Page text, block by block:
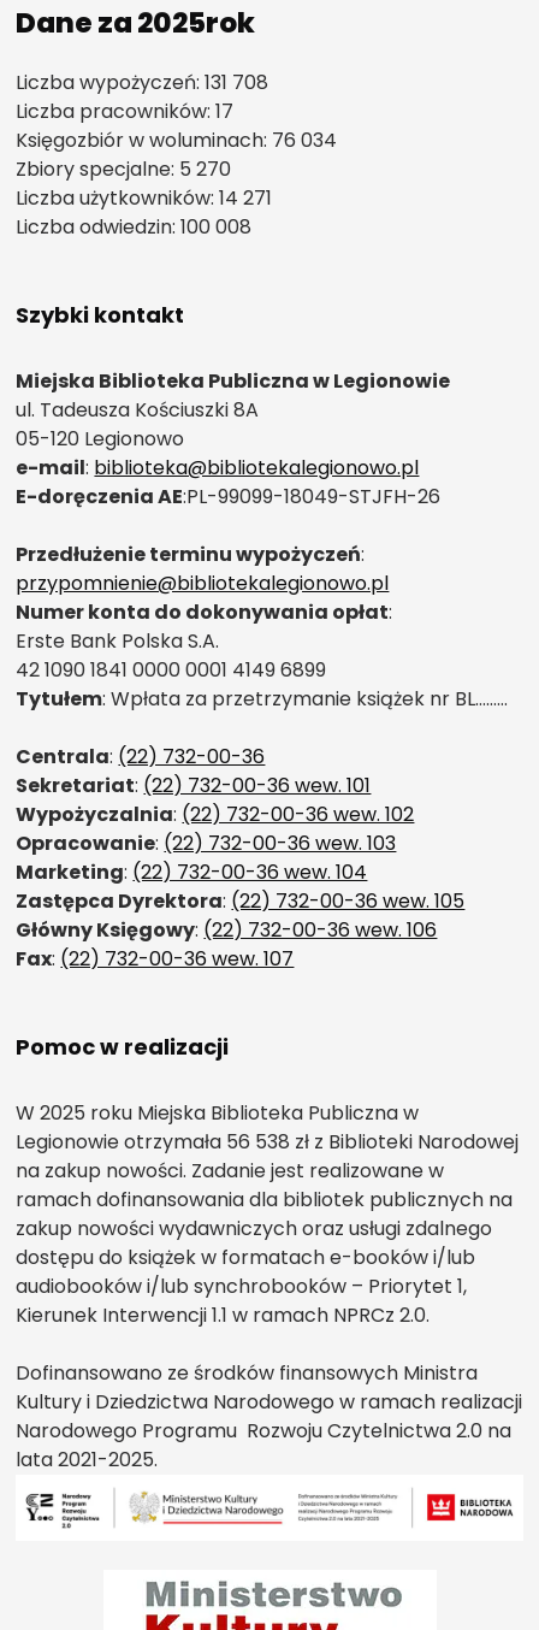
Dane za 2025rok
Liczba wypożyczeń: 131 708
Liczba pracowników: 17
Księgozbiór w woluminach: 76 034
Zbiory specjalne: 5 270
Liczba użytkowników: 14 271
Liczba odwiedzin: 100 008
Szybki kontakt
Miejska Biblioteka Publiczna w Legionowie
ul. Tadeusza Kościuszki 8A
05-120 Legionowo
e-mail: biblioteka@bibliotekalegionowo.pl
E-doręczenia AE:PL-99099-18049-STJFH-26
Przedłużenie terminu wypożyczeń:
przypomnienie@bibliotekalegionowo.pl
Numer konta do dokonywania opłat:
Erste Bank Polska S.A.
42 1090 1841 0000 0001 4149 6899
Tytułem: Wpłata za przetrzymanie książek nr BL………
Centrala: (22) 732-00-36
Sekretariat: (22) 732-00-36 wew. 101
Wypożyczalnia: (22) 732-00-36 wew. 102
Opracowanie: (22) 732-00-36 wew. 103
Marketing: (22) 732-00-36 wew. 104
Zastępca Dyrektora: (22) 732-00-36 wew. 105
Główny Księgowy: (22) 732-00-36 wew. 106
Fax: (22) 732-00-36 wew. 107
Pomoc w realizacji
W 2025 roku Miejska Biblioteka Publiczna w
Legionowie otrzymała 56 538 zł z Biblioteki Narodowej
na zakup nowości. Zadanie jest realizowane w
ramach dofinansowania dla bibliotek publicznych na
zakup nowości wydawniczych oraz usługi zdalnego
dostępu do książek w formatach e-booków i/lub
audiobooków i/lub synchrobooków – Priorytet 1,
Kierunek Interwencji 1.1 w ramach NPRCz 2.0.
Dofinansowano ze środków finansowych Ministra
Kultury i Dziedzictwa Narodowego w ramach realizacji
Narodowego Programu Rozwoju Czytelnictwa 2.0 na
lata 2021-2025.